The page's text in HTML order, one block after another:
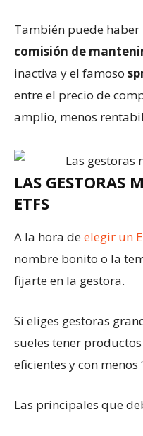
También puede haber
comisión de
inactiva y el famoso
entre el precio de
amplio, menos
LAS GESTORAS
ETFS
A la hora deelegir un
nombre bonito o la
fijarte en la gestora.
Si eliges gestoras
sueles tener
eficientes y con menos
Las principales que